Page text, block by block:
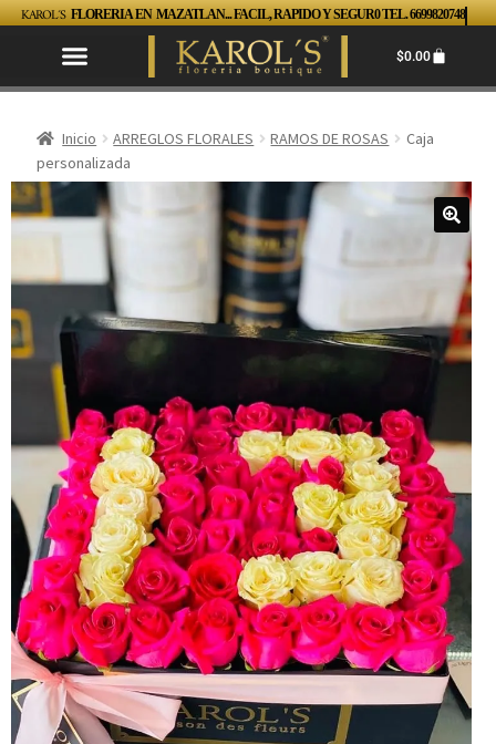
KAROL´S FLORERIA EN MAZATLAN... FACIL, RAPIDO Y SEGUR0 TEL. 6699820748
$0.00
Inicio ARREGLOS FLORALES RAMOS DE ROSAS
Caja
personalizada